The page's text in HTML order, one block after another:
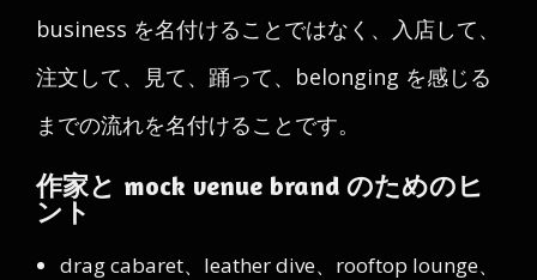
business を名付けることではなく、入店して、
注文して、見て、踊って、belonging を感じる
までの流れを名付けることです。
作家と mock venue brand のためのヒ
ント
drag cabaret、leather dive、rooftop lounge、